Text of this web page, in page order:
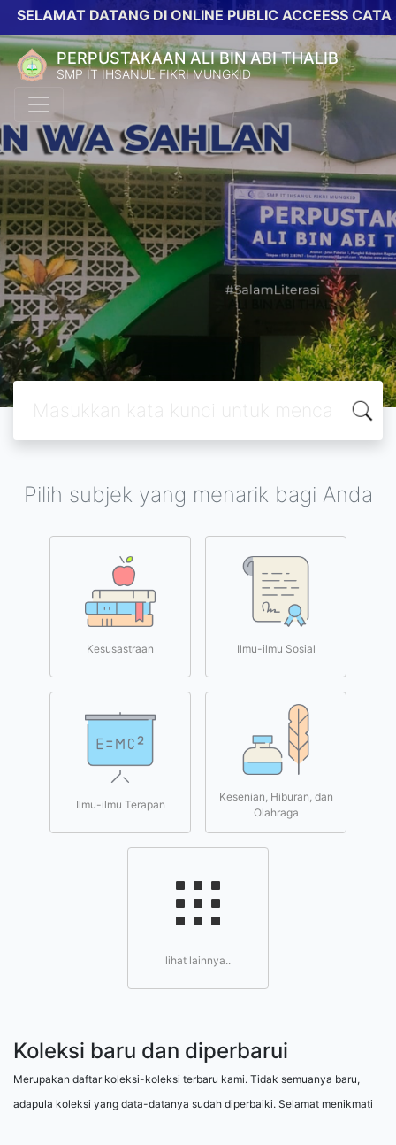
DATANG DI ONLINE PUBLIC ACCEESS
PERPUSTAKAAN ALI BIN ABI THALIB
SMP IT IHSANUL FIKRI MUNGKID
Pilih subjek yang menarik bagi Anda
Kesusastraan Ilmu-ilmu Sosial
Ilmu-ilmu Terapan
Kesenian, Hiburan, dan
Olahraga
lihat lainnya..
Koleksi baru dan diperbarui
Merupakan daftar koleksi-koleksi terbaru kami. Tidak semuanya baru,
adapula koleksi yang data-datanya sudah diperbaiki. Selamat menikmati